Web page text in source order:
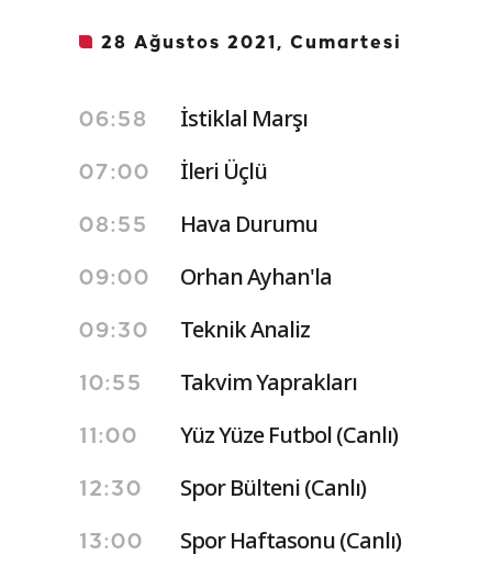
28 Ağustos 2021, Cumartesi
06:58 İstiklal Marşı
07:00 İleri Üçlü
08:55 Hava Durumu
09:00 Orhan Ayhan'la
09:30 Teknik Analiz
10:55 Takvim Yaprakları
11:00 Yüz Yüze Futbol (Canlı)
12:30 Spor Bülteni (Canlı)
13:00 Spor Haftasonu (Canlı)